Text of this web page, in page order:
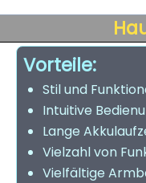
Vorteile:
Stil und
Intuitive
Lange
Vielzahl von
Vielfältige